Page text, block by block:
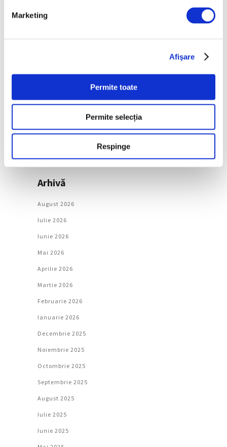
Marketing
Afişare
Permite toate
Permite selecția
Respinge
Societate
Urmăreşte-ne pe
Arhivă
August 2026
Iulie 2026
Iunie 2026
Mai 2026
Aprilie 2026
Martie 2026
Februarie 2026
Ianuarie 2026
Decembrie 2025
Noiembrie 2025
Octombrie 2025
Septembrie 2025
August 2025
Iulie 2025
Iunie 2025